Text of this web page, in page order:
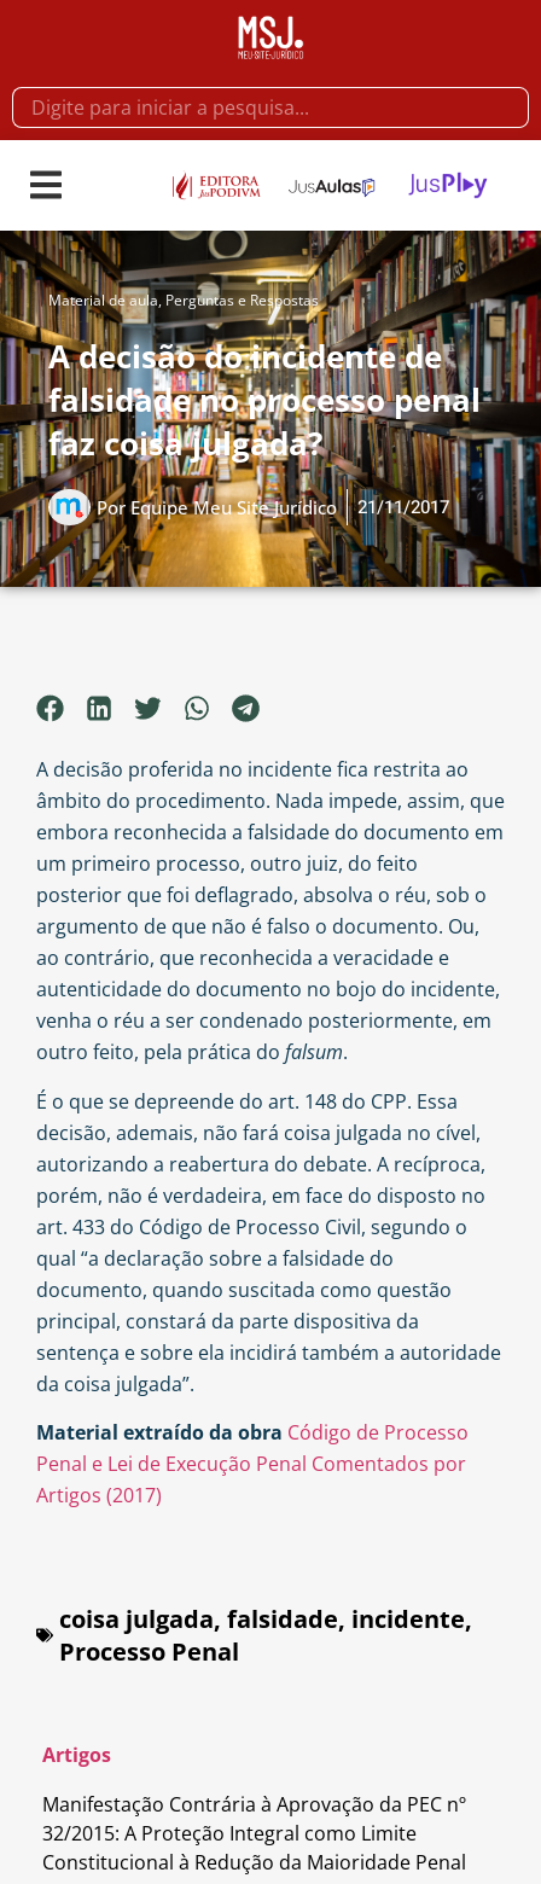
Material de aula, Perguntas e Respostas
A decisão do incidente de
falsidade no processo penal
faz coisa julgada?
PorEquipe Meu Site Jurídico 21/11/2017
A decisão proferida no incidente fica restrita ao
âmbito do procedimento. Nada impede, assim, que
embora reconhecida a falsidade do documento em
um primeiro processo, outro juiz, do feito
posterior que foi deflagrado, absolva o réu, sob o
argumento de que não é falso o documento. Ou,
ao contrário, que reconhecida a veracidade e
autenticidade do documento no bojo do incidente,
venha o réu a ser condenado posteriormente, em
outro feito, pela prática do falsum.
É o que se depreende do art. 148 do CPP. Essa
decisão, ademais, não fará coisa julgada no cível,
autorizando a reabertura do debate. A recíproca,
porém, não é verdadeira, em face do disposto no
art. 433 do Código de Processo Civil, segundo o
qual “a declaração sobre a falsidade do
documento, quando suscitada como questão
principal, constará da parte dispositiva da
sentença e sobre ela incidirá também a autoridade
da coisa julgada”.
Material extraído da obra Código de Processo
Penal e Lei de Execução Penal Comentados por
Artigos (2017)
coisa julgada, falsidade, incidente,
Processo Penal
Artigos
Manifestação Contrária à Aprovação da PEC nº
32/2015: A Proteção Integral como Limite
Constitucional à Redução da Maioridade Penal